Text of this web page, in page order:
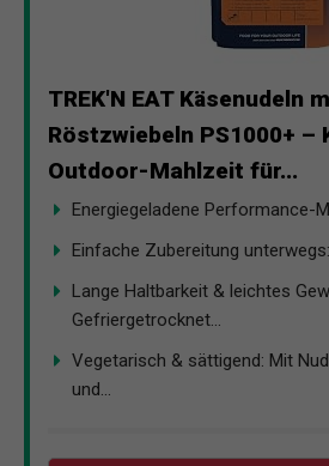
TREK'N EAT Käsenudeln
Röstzwiebeln PS1000+ –
Outdoor-Mahlzeit für...
Energiegeladene Performance-
Einfache Zubereitung
Lange Haltbarkeit & leichtes
Gefriergetrocknet...
Vegetarisch & sättigend: Mit
und...